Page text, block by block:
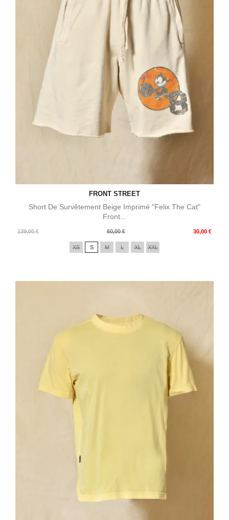
FRONT STREET
Short De Survêtement Beige Imprimé "Felix The Cat"
Front...
139,00 €
Prix
60,00 € 30,00 €
Prix
XS S M L XL XXL